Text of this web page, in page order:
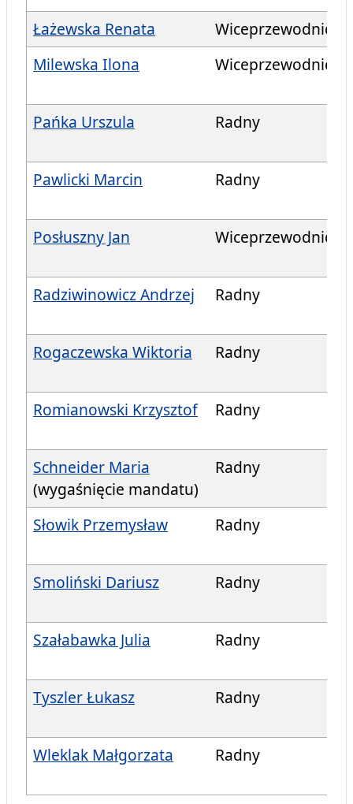
Łażewska Renata
Milewska Ilona
Pańka Urszula Radny
Pawlicki Marcin Radny
Posłuszny Jan
Radziwinowicz Andrzej Radny
Rogaczewska Wiktoria Radny
Romianowski Krzysztof Radny
Schneider Maria
(wygaśnięcie mandatu)
Radny
Słowik Przemysław Radny
Smoliński Dariusz Radny
Szałabawka Julia Radny
Tyszler Łukasz Radny
Wleklak Małgorzata Radny